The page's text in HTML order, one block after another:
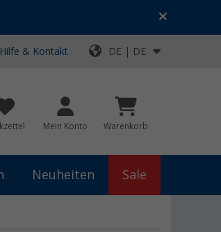
Top-Deals für dein Abenteuer!
Hilfe & Kontakt DE | DE
Mein Konto Warenkorb
Neuheiten Sale